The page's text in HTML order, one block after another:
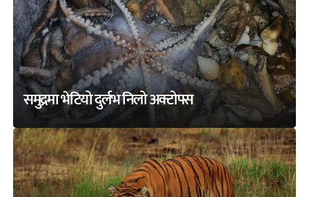
समुद्रमा भेटियो दुर्लभ निलो अक्टोपस